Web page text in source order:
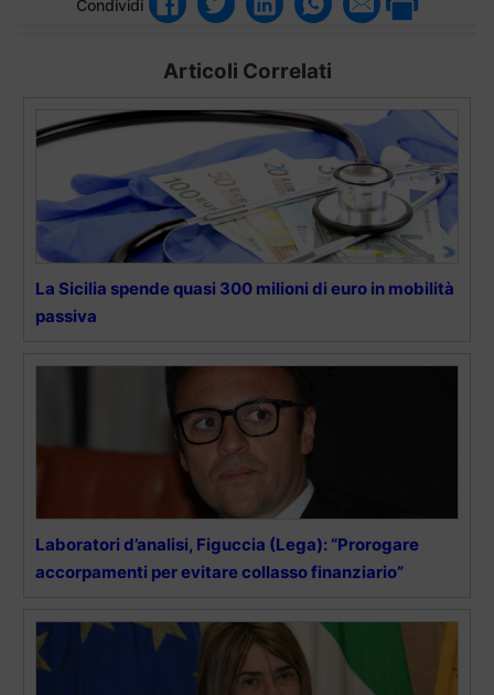
Condividi
Articoli Correlati
La Sicilia spende quasi 300 milioni di euro in mobilità
passiva
Laboratori d’analisi, Figuccia (Lega): “Prorogare
accorpamenti per evitare collasso finanziario”